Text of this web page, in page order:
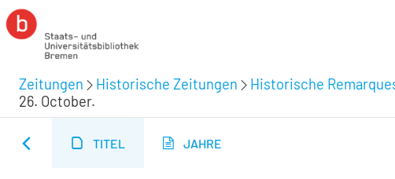
Zeitungen Historische Zeitungen Historische
26. October.
TITEL JAHRE